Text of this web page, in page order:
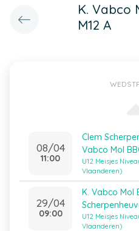
K. Vabco
M12 A
08/04
11:00
Clem
Vabco Mol
U12 Meisjes
Vlaanderen)
29/04
09:00
K. Vabco Mol
U12 Meisjes
Vlaanderen)